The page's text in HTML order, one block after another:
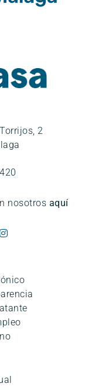
2
nosotros aquí